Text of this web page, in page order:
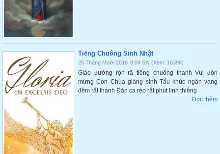
Tiếng Chuông Sinh Nhật
25 Tháng Mười 2018 8:04 SA (Xem: 16396)
Giáo đường rộn rã tiếng chuông thanh Vui đón
mừng Con Chúa giáng sinh Tấu khúc ngân vang
đêm rất thánh Đàn ca réo rắt phút linh thiêng
Đọc thêm